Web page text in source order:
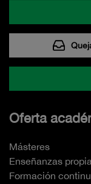
Oferta
Másteres
Enseñanzas
Formación